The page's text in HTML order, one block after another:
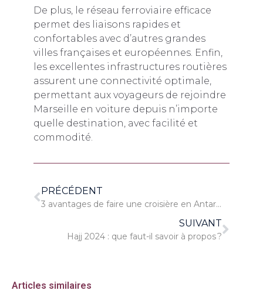
De plus, le réseau ferroviaire efficace
permet des liaisons rapides et
confortables avec d’autres grandes
villes françaises et européennes. Enfin,
les excellentes infrastructures routières
assurent une connectivité optimale,
permettant aux voyageurs de rejoindre
Marseille en voiture depuis n’importe
quelle destination, avec facilité et
commodité.
PRÉCÉDENT
3 avantages de faire une croisière en Antarctique
SUIVANT
Hajj 2024 : que faut-il savoir à propos ?
Articles similaires